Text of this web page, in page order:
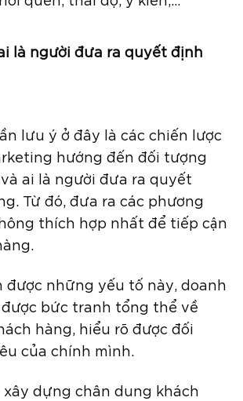
là người đưa ra quyết định
lưu ý ở đây là các chiến lược
hướng đến đối tượng
ai là người đưa ra quyết
Từ đó, đưa ra các phương
thích hợp nhất để tiếp cận
được những yếu tố này, doanh
bức tranh tổng thể về
hàng, hiểu rõ được đối
của chính mình.
dựng chân dung khách